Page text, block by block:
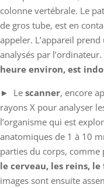
colonne vertébrale. Le
de gros tube, est en
appeler. L’appareil
analysés par
heure environ, est
► Le scanner, encore
rayons X pour analyser
l’organisme qui est
anatomiques de 1 à 10
parties du corps, comme
le cerveau, les reins, le
images sont ensuite